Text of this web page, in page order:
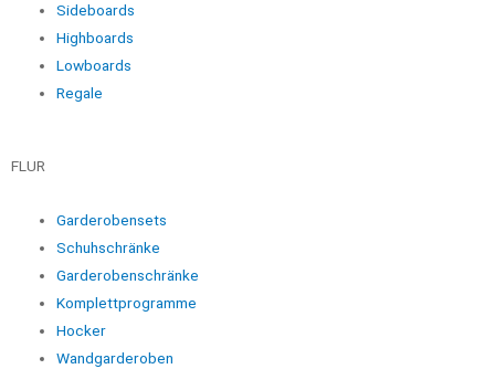
Sideboards
Highboards
Lowboards
Regale
FLUR
Garderobensets
Schuhschränke
Garderobenschränke
Komplettprogramme
Hocker
Wandgarderoben